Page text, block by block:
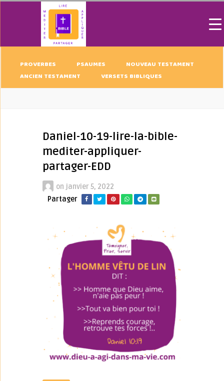
PROVERBES PSAUMES
NOUVEAU TESTAMENT
ANCIEN TESTAMENT
VERSETS BIBLIQUES
Daniel-10-19-lire-la-bible-
mediter-appliquer-
partager-EDD
on janvier 5, 2022
Partager